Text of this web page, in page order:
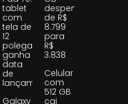
tablet
com
tela de
12
polegadas
ganha
data
de
lançamento
Galaxy
despenca
de R$
8.799
para
R$
3.838
Celular
com
512 GB
cai